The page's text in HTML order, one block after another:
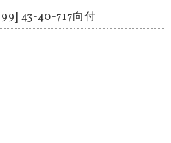
43-40-717向付